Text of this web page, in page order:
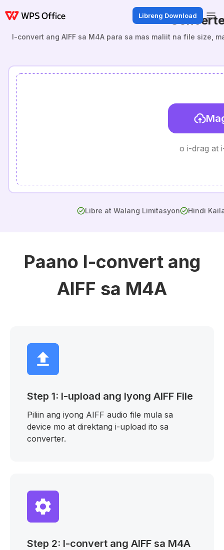
Libreng Download
I-convert ang AIFF sa M4A para sa mas maliit na file size,
o i-drag at
Libre at Walang Limitasyon Hindi
Paano I-convert ang
AIFF sa M4A
Step 1: I-upload ang Iyong AIFF File
Piliin ang iyong AIFF audio file mula sa
device mo at direktang i-upload ito sa
converter.
Step 2: I-convert ang AIFF sa M4A